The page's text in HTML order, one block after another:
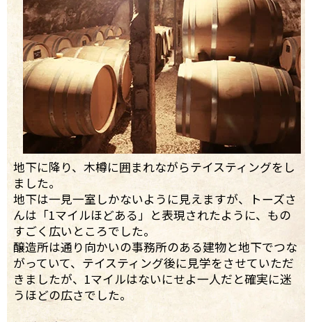
地下に降り、木樽に囲まれながらテイスティングをし
ました。
地下は一見一室しかないように見えますが、トーズさ
んは「1マイルほどある」と表現されたように、もの
すごく広いところでした。
醸造所は通り向かいの事務所のある建物と地下でつな
がっていて、テイスティング後に見学をさせていただ
きましたが、1マイルはないにせよ一人だと確実に迷
うほどの広さでした。